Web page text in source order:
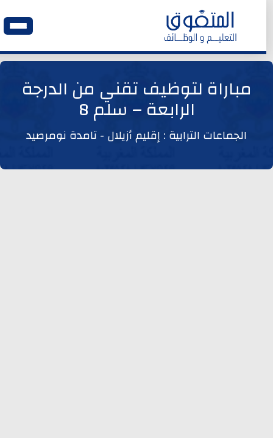
مباراة لتوظيف تقني من الدرجة
الرابعة – سلم 8
الجماعات الترابية : إقليم أزيلال - تامدة نومرصيد